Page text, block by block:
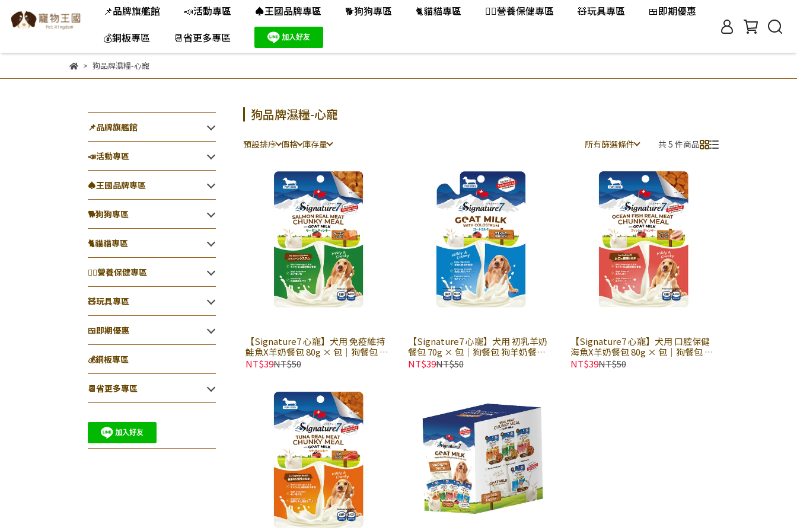
📌品牌旗艦館 📣活動專區 ♠王國品牌專區 🐕️狗狗專區 🐈️貓貓專區 👨‍⚕️營養保健專區 🧸玩具專區
🍱即期優惠
💰銅板專區
📆省更多專區
狗品牌濕糧-心寵
📌品牌旗艦館
📣活動專區
♠王國品牌專區
🐕️狗狗專區
🐈️貓貓專區
👨‍⚕️營養保健專區
🧸玩具專區
🍱即期優惠
💰銅板專區
📆省更多專區
狗品牌濕糧-心寵
預設排序 價格 庫存量 所有篩選條件 共 5 件商品
【Signature7 心寵】犬用 免疫維持
鮭魚X羊奶餐包 80g × 包｜狗餐包 狗
羊奶餐包 好消化吸收
NT$39NT$50
【Signature7 心寵】犬用 初乳羊奶
餐包 70g × 包｜狗餐包 狗羊奶餐包
好消化吸收
NT$39NT$50
【Signature7 心寵】犬用 口腔保健
海魚X羊奶餐包 80g × 包｜狗餐包 狗
羊奶餐包 好消化吸收
NT$39NT$50